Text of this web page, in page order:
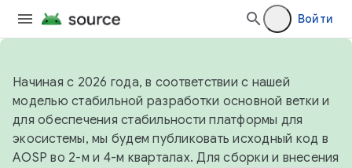
Войти
Начиная с 2026 года, в соответствии с нашей
моделью стабильной разработки основной ветки и
для обеспечения стабильности платформы для
экосистемы, мы будем публиковать исходный код в
AOSP во 2-м и 4-м кварталах. Для сборки и внесения